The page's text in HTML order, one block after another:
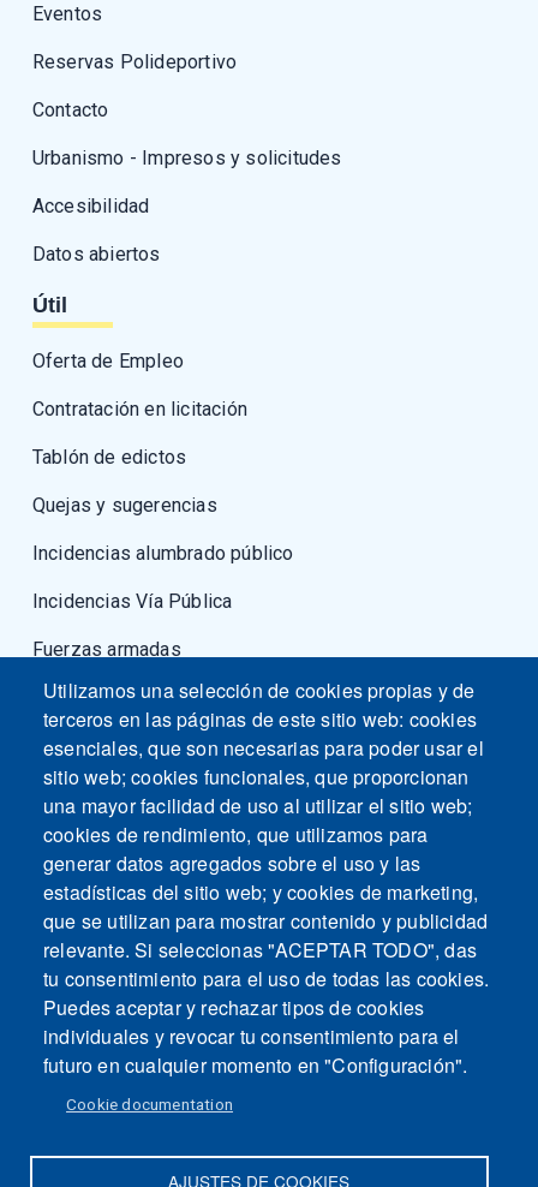
Eventos
Reservas Polideportivo
Contacto
Urbanismo - Impresos y solicitudes
Accesibilidad
Datos abiertos
Útil
Oferta de Empleo
Contratación en licitación
Tablón de edictos
Quejas y sugerencias
Incidencias alumbrado público
Incidencias Vía Pública
Fuerzas armadas
Utilizamos una selección de cookies propias y de
terceros en las páginas de este sitio web: cookies
esenciales, que son necesarias para poder usar el
sitio web; cookies funcionales, que proporcionan
una mayor facilidad de uso al utilizar el sitio web;
cookies de rendimiento, que utilizamos para
generar datos agregados sobre el uso y las
estadísticas del sitio web; y cookies de marketing,
que se utilizan para mostrar contenido y publicidad
relevante. Si seleccionas "ACEPTAR TODO", das
tu consentimiento para el uso de todas las cookies.
Puedes aceptar y rechazar tipos de cookies
individuales y revocar tu consentimiento para el
futuro en cualquier momento en "Configuración".
Cookie documentation
AJUSTES DE COOKIES